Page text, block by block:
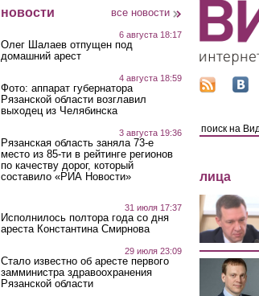
новости все новости
6 августа 18:17
Олег Шалаев отпущен под
домашний арест
4 августа 18:59
Фото: аппарат губернатора
Рязанской области возглавил
выходец из Челябинска
3 августа 19:36
Рязанская область заняла 73-е
место из 85-ти в рейтинге регионов
по качеству дорог, который
составило «РИА Новости»
31 июля 17:37
Исполнилось полтора года со дня
ареста Константина Смирнова
29 июля 23:09
Стало известно об аресте первого
замминистра здравоохранения
Рязанской области
лица